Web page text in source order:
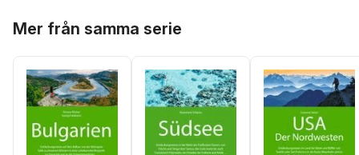
Cornelia Jeske
Dagmar Klotz,Volker
Häring,Aylin Krieger,
Mischa Loose,Bastian
Holger
Schaarschmidt,
Schulte-Peevers,
Mer från samma serie